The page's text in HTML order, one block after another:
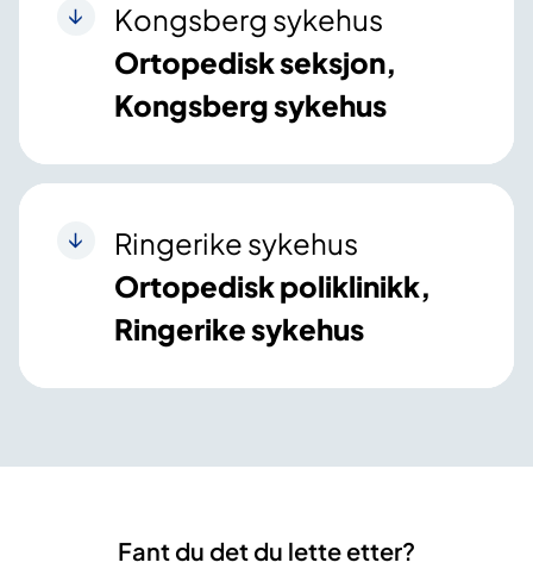
Kongsberg sykehus
Ortopedisk seksjon,
Kongsberg sykehus
Ringerike sykehus
Ortopedisk poliklinikk,
Ringerike sykehus
Fant du det du lette etter?